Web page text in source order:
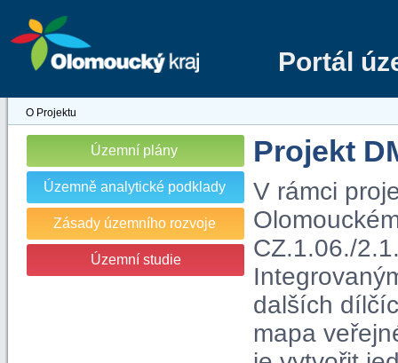
Portál
O Projektu
Územní plány
Územně analytické podklady
Zásady územního rozvoje
Územní studie
Projekt
V rámci
CZ.1.06./
dalších
mapa